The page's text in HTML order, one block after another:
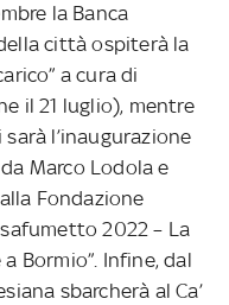
la Banca
città ospiterà la
a cura di
il 21 luglio), mentre
l’inaugurazione
Marco Lodola e
Fondazione
2022 – La
Bormio”. Infine, dal
sbarcherà al Ca’